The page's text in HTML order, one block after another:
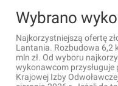
Najkorzystniejszą ofertę
Lantania. Rozbudowa 6,2
mln zł. Od wyboru
wykonawcom przysługuje
Krajowej Izby